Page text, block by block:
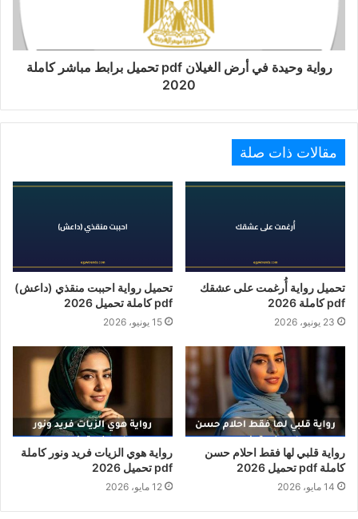
رواية وحيدة في أرض الغيلان pdf تحميل برابط مباشر كاملة
2020
مقالات ذات صلة
تحميل رواية أُرغمت على عشقك
pdf كاملة 2026
23 يونيو، 2026
تحميل رواية احببت منقذي (داعش)
pdf كاملة تحميل 2026
15 يونيو، 2026
رواية قلبي لها فقط احلام حسن
كاملة pdf تحميل 2026
14 مايو، 2026
رواية هوي الزيات فريد ونور كاملة
pdf تحميل 2026
12 مايو، 2026